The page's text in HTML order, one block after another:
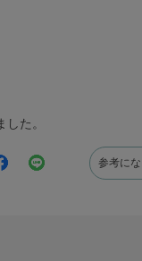
た。
参考に